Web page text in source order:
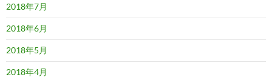
2018年7月
2018年6月
2018年5月
2018年4月